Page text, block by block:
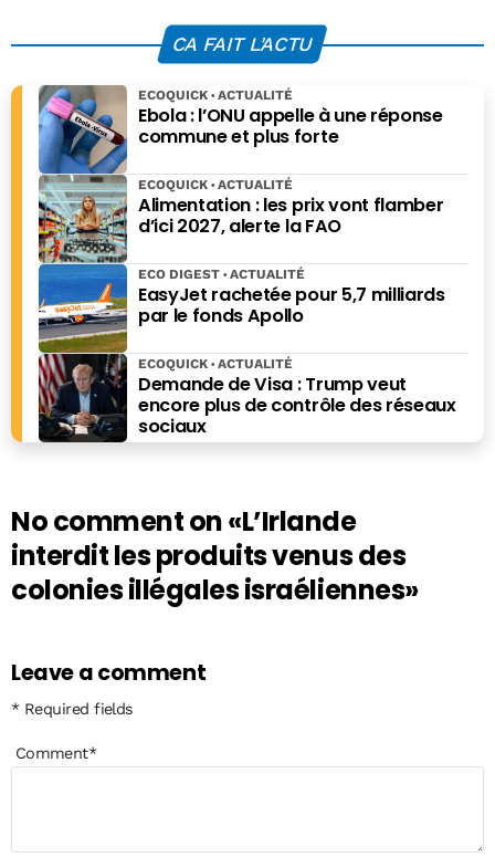
d’entreprise
CA FAIT L'ACTU
Ebola : l’ONU appelle à une réponse
commune et plus forte
ECOQUICK ACTUALITÉ
Alimentation : les prix vont flamber
d’ici 2027, alerte la FAO
ECOQUICK ACTUALITÉ
EasyJet rachetée pour 5,7 milliards
par le fonds Apollo
ECO DIGEST ACTUALITÉ
Demande de Visa : Trump veut
encore plus de contrôle des réseaux
sociaux
ECOQUICK ACTUALITÉ
No comment on«L’Irlande
interdit les produits venus des
colonies illégales israéliennes»
Leave a comment
* Required fields
Comment*